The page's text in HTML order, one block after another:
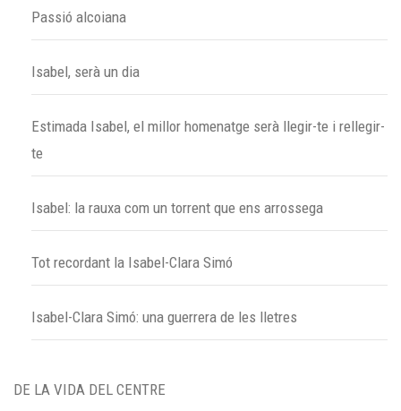
Passió alcoiana
Isabel, serà un dia
Estimada Isabel, el millor homenatge serà llegir-te i rellegir-
te
Isabel: la rauxa com un torrent que ens arrossega
Tot recordant la Isabel-Clara Simó
Isabel-Clara Simó: una guerrera de les lletres
DE LA VIDA DEL CENTRE